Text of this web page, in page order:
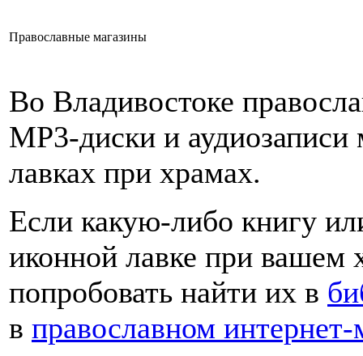
Православные магазины
Во Владивостоке
MP3-диски и
лавках при храмах.
Если какую-либо книгу
иконной лавке при вашем
попробовать найти их в
в православном интернет-